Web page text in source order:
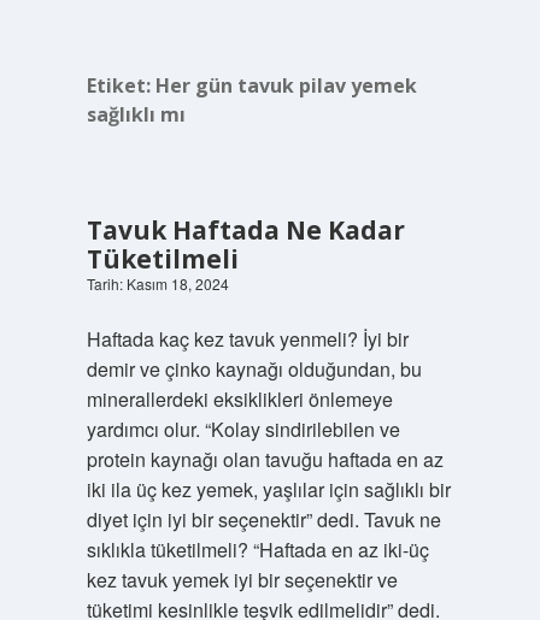
Etiket: Her gün tavuk pilav yemek
sağlıklı mı
Tavuk Haftada Ne Kadar
Tüketilmeli
Tarih: Kasım 18, 2024
Haftada kaç kez tavuk yenmeli? İyi bir
demir ve çinko kaynağı olduğundan, bu
minerallerdeki eksiklikleri önlemeye
yardımcı olur. “Kolay sindirilebilen ve
protein kaynağı olan tavuğu haftada en az
iki ila üç kez yemek, yaşlılar için sağlıklı bir
diyet için iyi bir seçenektir” dedi. Tavuk ne
sıklıkla tüketilmeli? “Haftada en az iki-üç
kez tavuk yemek iyi bir seçenektir ve
tüketimi kesinlikle teşvik edilmelidir” dedi.